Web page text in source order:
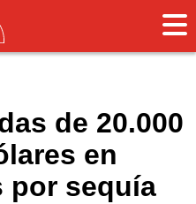
de 20.000
en
por sequía